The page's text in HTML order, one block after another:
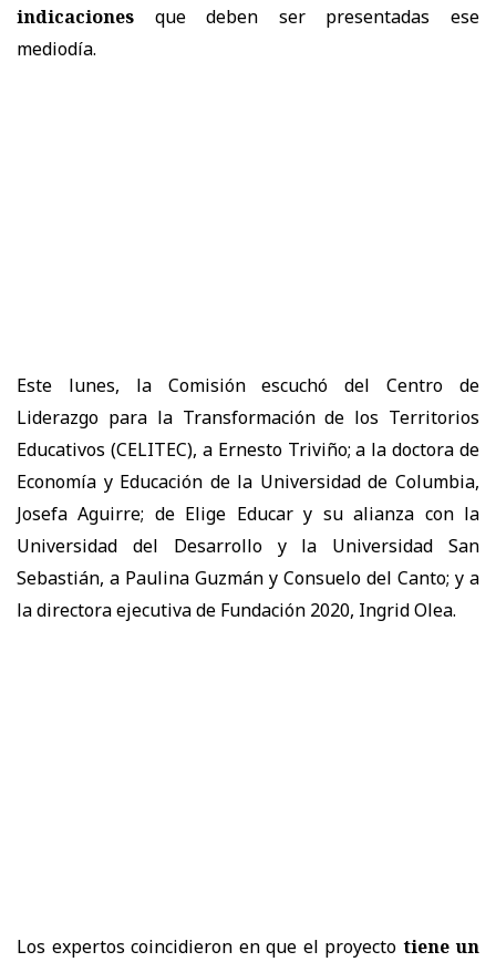
indicaciones que deben ser presentadas ese
mediodía.
Este lunes, la Comisión escuchó del Centro de
Liderazgo para la Transformación de los Territorios
Educativos (CELITEC), a Ernesto Triviño; a la doctora de
Economía y Educación de la Universidad de Columbia,
Josefa Aguirre; de Elige Educar y su alianza con la
Universidad del Desarrollo y la Universidad San
Sebastián, a Paulina Guzmán y Consuelo del Canto; y a
la directora ejecutiva de Fundación 2020, Ingrid Olea.
Los expertos coincidieron en que el proyecto tiene un